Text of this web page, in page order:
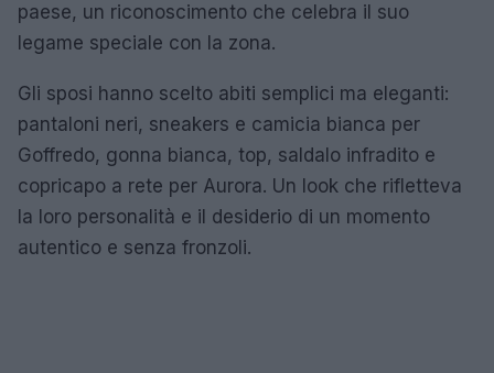
paese, un riconoscimento che celebra il suo
legame speciale con la zona.
Gli sposi hanno scelto abiti semplici ma eleganti:
pantaloni neri, sneakers e camicia bianca per
Goffredo, gonna bianca, top, saldalo infradito e
copricapo a rete per Aurora. Un look che rifletteva
la loro personalità e il desiderio di un momento
autentico e senza fronzoli.